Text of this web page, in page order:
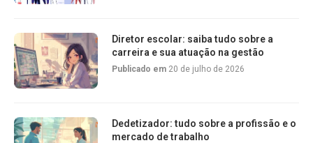
Diretor escolar: saiba tudo sobre a
carreira e sua atuação na gestão
Publicado em 20 de julho de 2026
Dedetizador: tudo sobre a profissão e o
mercado de trabalho